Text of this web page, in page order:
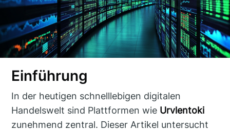
Einführung
In der heutigen schnelllebigen digitalen
Handelswelt sind Plattformen wie Urvlentoki
zunehmend zentral. Dieser Artikel untersucht